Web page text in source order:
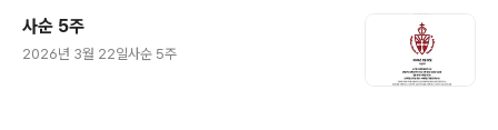
사순 5주
2026년 3월 22일사순 5주